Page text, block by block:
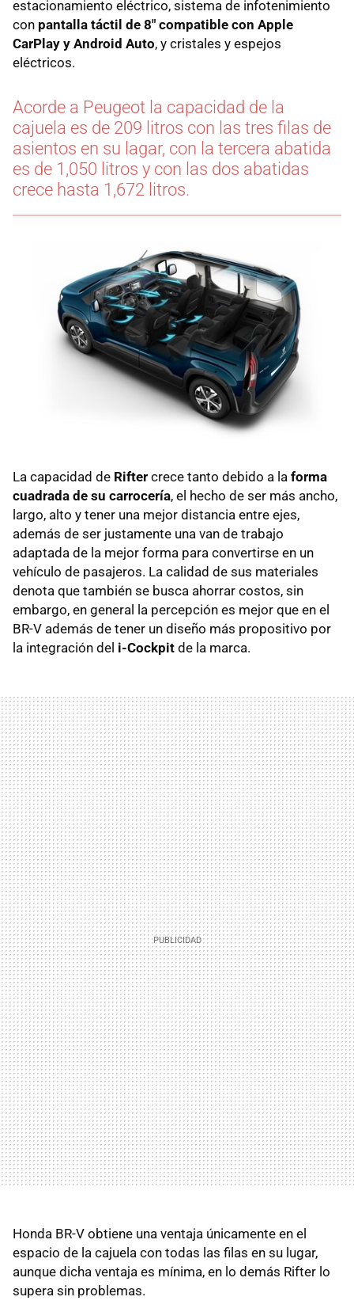
estacionamiento eléctrico, sistema de infotenimiento
con pantalla táctil de 8" compatible con Apple
CarPlay y Android Auto, y cristales y espejos
eléctricos.
Acorde a Peugeot la capacidad de la
cajuela es de 209 litros con las tres filas de
asientos en su lagar, con la tercera abatida
es de 1,050 litros y con las dos abatidas
crece hasta 1,672 litros.
La capacidad de Rifter crece tanto debido a la forma
cuadrada de su carrocería, el hecho de ser más ancho,
largo, alto y tener una mejor distancia entre ejes,
además de ser justamente una van de trabajo
adaptada de la mejor forma para convertirse en un
vehículo de pasajeros. La calidad de sus materiales
denota que también se busca ahorrar costos, sin
embargo, en general la percepción es mejor que en el
BR-V además de tener un diseño más propositivo por
la integración del i-Cockpit de la marca.
Honda BR-V obtiene una ventaja únicamente en el
espacio de la cajuela con todas las filas en su lugar,
aunque dicha ventaja es mínima, en lo demás Rifter lo
supera sin problemas.